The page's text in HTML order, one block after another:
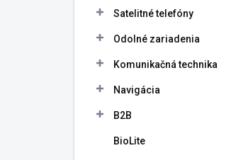
Satelitné telefóny
Odolné zariadenia
Komunikačná technika
Navigácia
B2B
BioLite